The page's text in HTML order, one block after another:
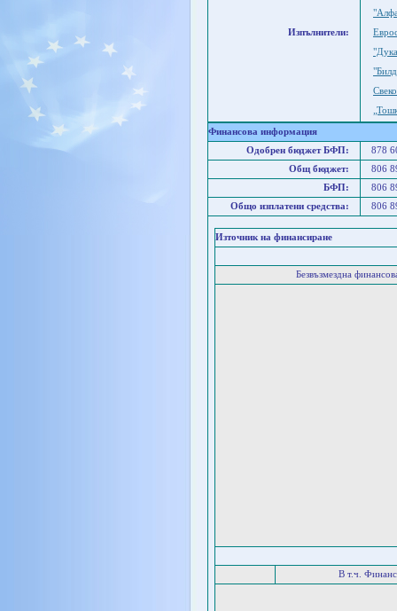
Изпълнители:
Финансова информация
Одобрен бюджет БФП:
878
Общ бюджет:
806
БФП:
806
Общо изплатени средства:
806
Източник на финансиране
Безвъзмездна
В т.ч.